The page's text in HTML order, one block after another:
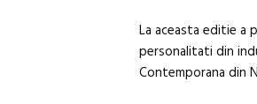
La aceasta editie a
personalitati din
Contemporana din